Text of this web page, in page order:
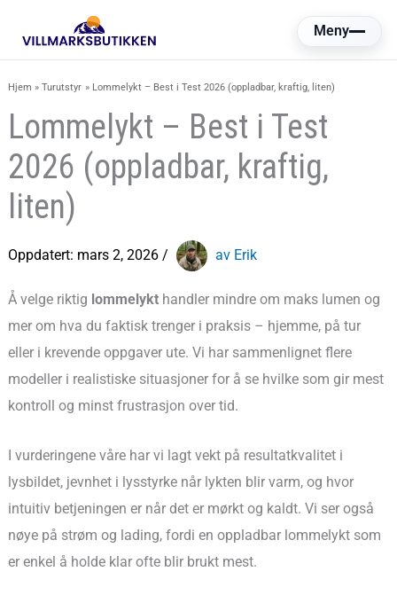
til
innholdet
Meny
Hjem Turutstyr Lommelykt – Best i Test 2026 (oppladbar, kraftig, liten)
Lommelykt – Best i Test
2026 (oppladbar, kraftig,
liten)
Oppdatert: mars 2, 2026/ av Erik
Å velge riktig lommelykt handler mindre om maks lumen og
mer om hva du faktisk trenger i praksis – hjemme, på tur
eller i krevende oppgaver ute. Vi har sammenlignet flere
modeller i realistiske situasjoner for å se hvilke som gir mest
kontroll og minst frustrasjon over tid.
I vurderingene våre har vi lagt vekt på resultatkvalitet i
lysbildet, jevnhet i lysstyrke når lykten blir varm, og hvor
intuitiv betjeningen er når det er mørkt og kaldt. Vi ser også
nøye på strøm og lading, fordi en oppladbar lommelykt som
er enkel å holde klar ofte blir brukt mest.